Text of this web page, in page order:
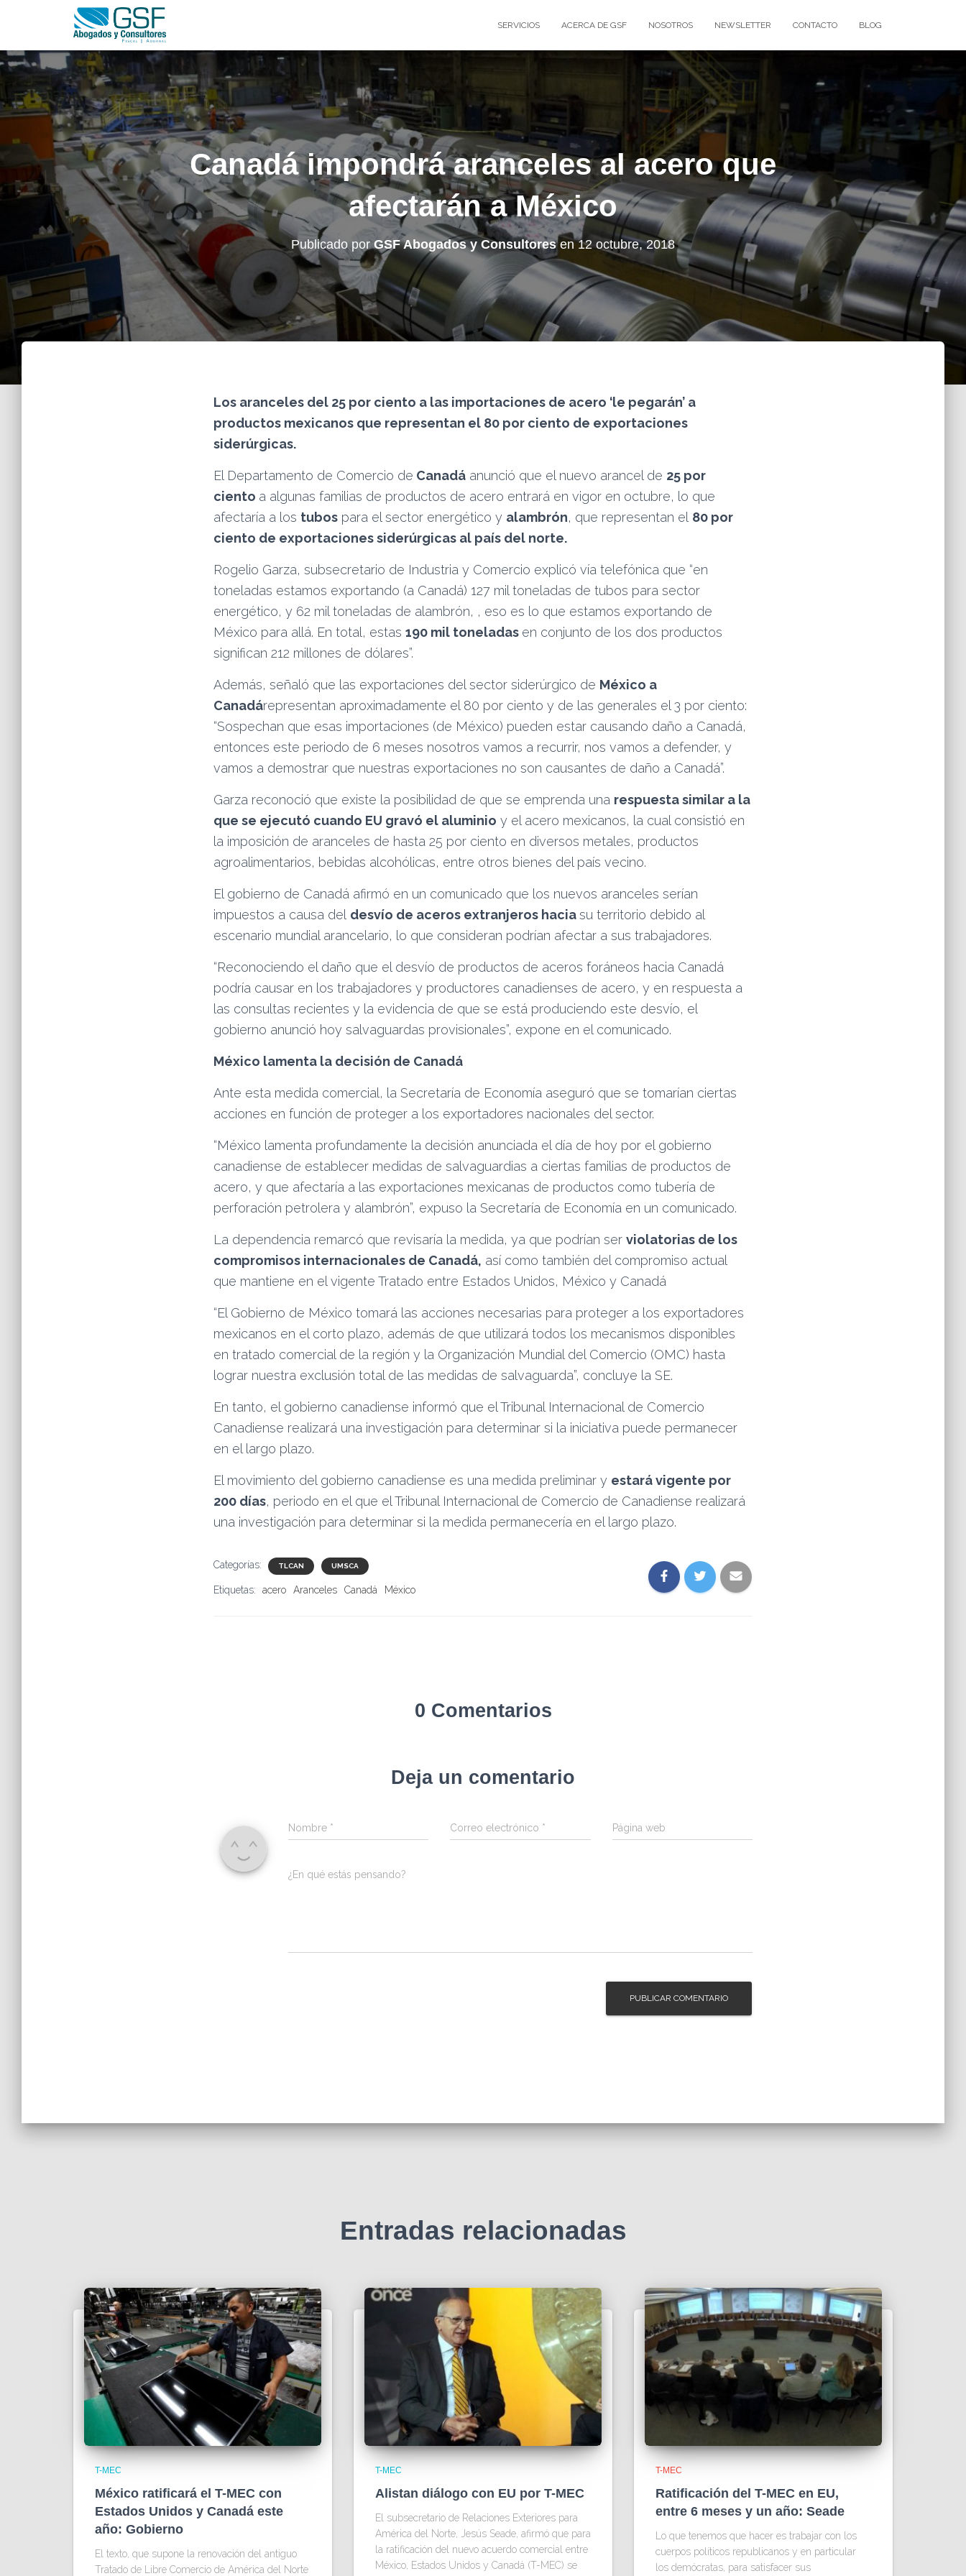
SERVICIOS ACERCA DE GSF NOSOTROS NEWSLETTER CONTACTO BLOG
Canadá impondrá aranceles al acero que
afectarán a México
Publicado porGSF Abogados y Consultoresen12 octubre, 2018
Los aranceles del 25 por ciento a las importaciones de acero ‘le pegarán’ a
productos mexicanos que representan el 80 por ciento de exportaciones
siderúrgicas.
El Departamento de Comercio de Canadá anunció que el nuevo arancel de 25 por
ciento a algunas familias de productos de acero entrará en vigor en octubre, lo que
afectaría a los tubos para el sector energético y alambrón, que representan el 80 por
ciento de exportaciones siderúrgicas al país del norte.
Rogelio Garza, subsecretario de Industria y Comercio explicó vía telefónica que “en
toneladas estamos exportando (a Canadá) 127 mil toneladas de tubos para sector
energético, y 62 mil toneladas de alambrón, , eso es lo que estamos exportando de
México para allá. En total, estas 190 mil toneladas en conjunto de los dos productos
significan 212 millones de dólares”.
Además, señaló que las exportaciones del sector siderúrgico de México a
Canadárepresentan aproximadamente el 80 por ciento y de las generales el 3 por ciento:
“Sospechan que esas importaciones (de México) pueden estar causando daño a Canadá,
entonces este periodo de 6 meses nosotros vamos a recurrir, nos vamos a defender, y
vamos a demostrar que nuestras exportaciones no son causantes de daño a Canadá”.
Garza reconoció que existe la posibilidad de que se emprenda una respuesta similar a la
que se ejecutó cuando EU gravó el aluminio y el acero mexicanos, la cual consistió en
la imposición de aranceles de hasta 25 por ciento en diversos metales, productos
agroalimentarios, bebidas alcohólicas, entre otros bienes del país vecino.
El gobierno de Canadá afirmó en un comunicado que los nuevos aranceles serían
impuestos a causa del desvío de aceros extranjeros haciasu territorio debido al
escenario mundial arancelario, lo que consideran podrían afectar a sus trabajadores.
“Reconociendo el daño que el desvío de productos de aceros foráneos hacia Canadá
podría causar en los trabajadores y productores canadienses de acero, y en respuesta a
las consultas recientes y la evidencia de que se está produciendo este desvío, el
gobierno anunció hoy salvaguardas provisionales”, expone en el comunicado.
México lamenta la decisión de Canadá
Ante esta medida comercial, la Secretaría de Economía aseguró que se tomarían ciertas
acciones en función de proteger a los exportadores nacionales del sector.
“México lamenta profundamente la decisión anunciada el día de hoy por el gobierno
canadiense de establecer medidas de salvaguardias a ciertas familias de productos de
acero, y que afectaría a las exportaciones mexicanas de productos como tubería de
perforación petrolera y alambrón”, expuso la Secretaría de Economía en un comunicado.
La dependencia remarcó que revisaría la medida, ya que podrían ser violatorias de los
compromisos internacionales de Canadá, así como también del compromiso actual
que mantiene en el vigente Tratado entre Estados Unidos, México y Canadá
“El Gobierno de México tomará las acciones necesarias para proteger a los exportadores
mexicanos en el corto plazo, además de que utilizará todos los mecanismos disponibles
en tratado comercial de la región y la Organización Mundial del Comercio (OMC) hasta
lograr nuestra exclusión total de las medidas de salvaguarda”, concluye la SE.
En tanto, el gobierno canadiense informó que el Tribunal Internacional de Comercio
Canadiense realizará una investigación para determinar si la iniciativa puede permanecer
en el largo plazo.
El movimiento del gobierno canadiense es una medida preliminar y estará vigente por
200 días, periodo en el que el Tribunal Internacional de Comercio de Canadiense realizará
una investigación para determinar si la medida permanecería en el largo plazo.
Categorías: TLCAN UMSCA
Etiquetas: acero Aranceles Canadá México
0 Comentarios
Deja un comentario
Nombre * Correo electrónico * Página web
¿En qué estás pensando?
Entradas relacionadas
T-MEC
México ratificará el T-MEC con
Estados Unidos y Canadá este
año: Gobierno
El texto, que supone la renovación del antiguo
Tratado de Libre Comercio de América del Norte
T-MEC
Alistan diálogo con EU por T-MEC
El subsecretario de Relaciones Exteriores para
América del Norte, Jesús Seade, afirmó que para
la ratificación del nuevo acuerdo comercial entre
México, Estados Unidos y Canadá (T-MEC) se
T-MEC
Ratificación del T-MEC en EU,
entre 6 meses y un año: Seade
Lo que tenemos que hacer es trabajar con los
cuerpos políticos republicanos y en particular
los demócratas, para satisfacer sus